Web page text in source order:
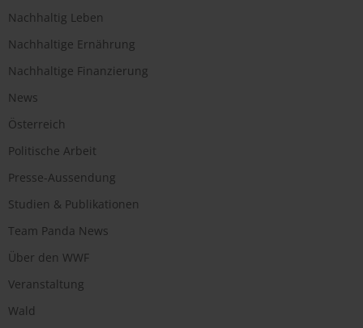
Nachhaltig Leben
Nachhaltige Ernährung
Nachhaltige Finanzierung
News
Österreich
Politische Arbeit
Presse-Aussendung
Studien & Publikationen
Team Panda News
Über den WWF
Veranstaltung
Wald